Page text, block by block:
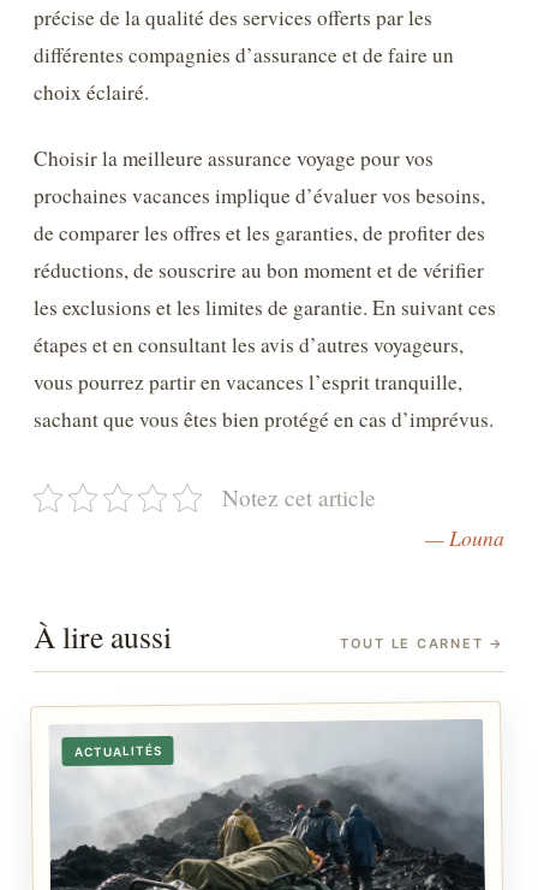
précise de la qualité des services offerts par les
différentes compagnies d’assurance et de faire un
choix éclairé.
Choisir la meilleure assurance voyage pour vos
prochaines vacances implique d’évaluer vos besoins,
de comparer les offres et les garanties, de profiter des
réductions, de souscrire au bon moment et de vérifier
les exclusions et les limites de garantie. En suivant ces
étapes et en consultant les avis d’autres voyageurs,
vous pourrez partir en vacances l’esprit tranquille,
sachant que vous êtes bien protégé en cas d’imprévus.
Notez cet article
— Louna
À lire aussi TOUT LE CARNET →
ACTUALITÉS